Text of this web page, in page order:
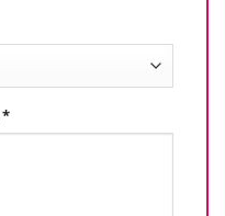
*